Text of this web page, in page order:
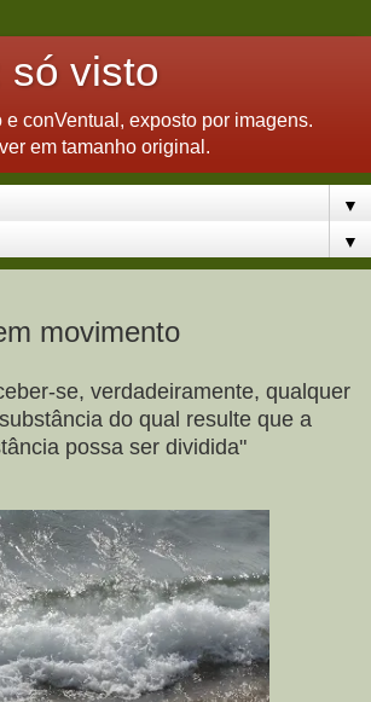
só visto
conVentual, exposto por imagens.
em tamanho original.
▼
▼
movimento
se, verdadeiramente, qualquer
do qual resulte que a
possa ser dividida"